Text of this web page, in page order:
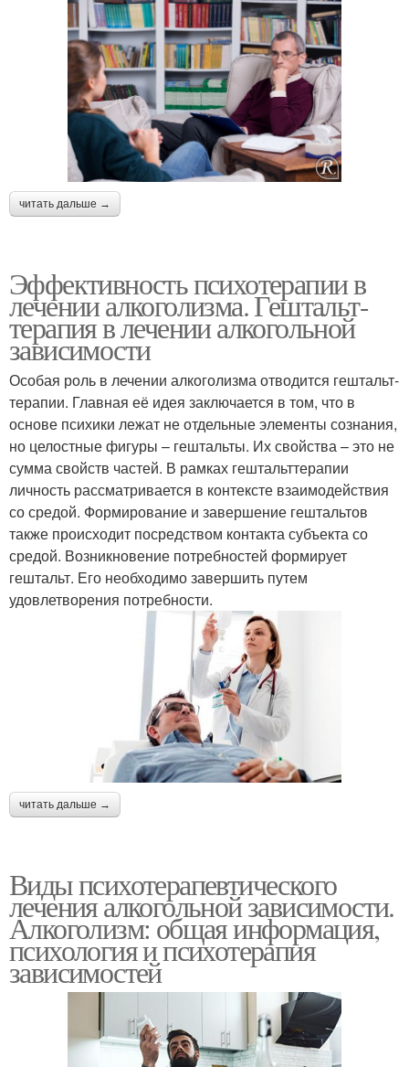
читать дальше →
Эффективность психотерапии в
лечении алкоголизма. Гештальт-
терапия в лечении алкогольной
зависимости
Особая роль в лечении алкоголизма отводится гештальт-
терапии. Главная её идея заключается в том, что в
основе психики лежат не отдельные элементы сознания,
но целостные фигуры – гештальты. Их свойства – это не
сумма свойств частей. В рамках гештальттерапии
личность рассматривается в контексте взаимодействия
со средой. Формирование и завершение гештальтов
также происходит посредством контакта субъекта со
средой. Возникновение потребностей формирует
гештальт. Его необходимо завершить путем
удовлетворения потребности.
читать дальше →
Виды психотерапевтического
лечения алкогольной зависимости.
Алкоголизм: общая информация,
психология и психотерапия
зависимостей